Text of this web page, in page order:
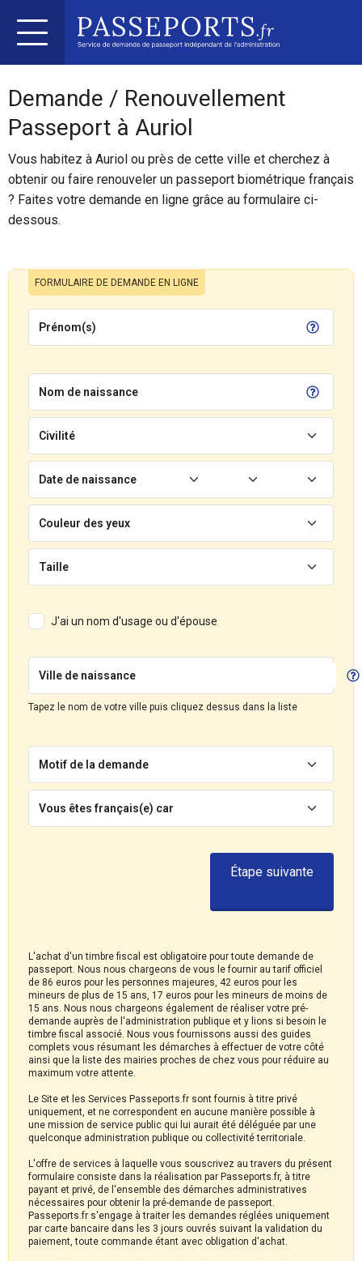
Demande / Renouvellement
Passeport à Auriol
Vous habitez à Auriol ou près de cette ville et cherchez à
obtenir ou faire renouveler un passeport biométrique français
? Faites votre demande en ligne grâce au formulaire ci-
dessous.
FORMULAIRE DE DEMANDE EN LIGNE
Prénom(s)
Nom de naissance
Civilité
Date de naissance
Couleur des yeux
Taille
J'ai un nom d'usage ou d'épouse
Ville de naissance
Tapez le nom de votre ville puis cliquez dessus dans la liste
Motif de la demande
Vous êtes français(e) car
L'achat d'un timbre fiscal est obligatoire pour toute demande de
passeport. Nous nous chargeons de vous le fournir au tarif officiel
de 86 euros pour les personnes majeures, 42 euros pour les
mineurs de plus de 15 ans, 17 euros pour les mineurs de moins de
15 ans. Nous nous chargeons également de réaliser votre pré-
demande auprès de l'administration publique et y lions si besoin le
timbre fiscal associé. Nous vous fournissons aussi des guides
complets vous résumant les démarches à effectuer de votre côté
ainsi que la liste des mairies proches de chez vous pour réduire au
maximum votre attente.
Le Site et les Services Passeports.fr sont fournis à titre privé
uniquement, et ne correspondent en aucune manière possible à
une mission de service public qui lui aurait été déléguée par une
quelconque administration publique ou collectivité territoriale.
L'offre de services à laquelle vous souscrivez au travers du présent
formulaire consiste dans la réalisation par Passeports.fr, à titre
payant et privé, de l'ensemble des démarches administratives
nécessaires pour obtenir la pré-demande de passeport.
Passeports.fr s'engage à traiter les demandes réglées uniquement
par carte bancaire dans les 3 jours ouvrés suivant la validation du
paiement, toute commande étant avec obligation d'achat.